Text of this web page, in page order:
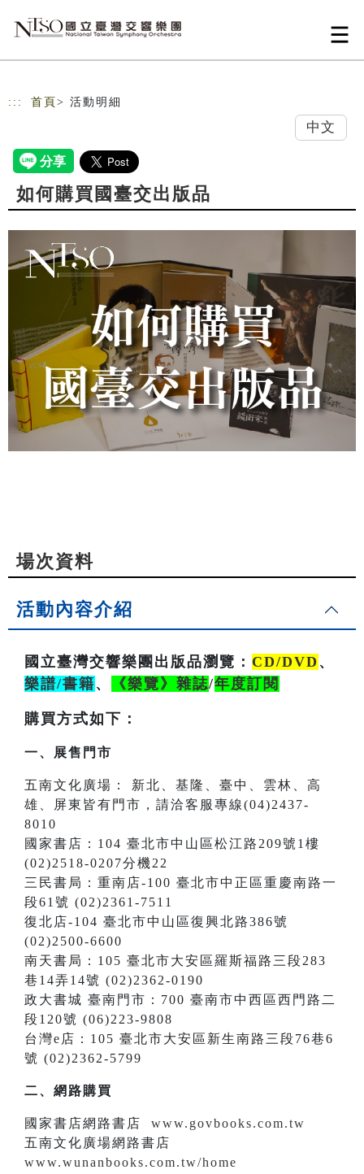
::: 首頁 > 活動明細
中文
如何購買國臺交出版品
場次資料
活動內容介紹
國立臺灣交響樂團出版品瀏覽： CD/DVD 、
樂譜/書籍 、 《樂覽》雜誌/年度訂閱
購買方式如下：
一、展售門市
五南文化廣場： 新北、基隆、臺中、雲林、高
雄、屏東皆有門市，請洽客服專線(04)2437-
8010
國家書店：104 臺北市中山區松江路209號1樓
(02)2518-0207分機22
三民書局：重南店-100 臺北市中正區重慶南路一
段61號 (02)2361-7511
復北店-104 臺北市中山區復興北路386號
(02)2500-6600
南天書局：105 臺北市大安區羅斯福路三段283
巷14弄14號 (02)2362-0190
政大書城 臺南門市：700 臺南市中西區西門路二
段120號 (06)223-9808
台灣e店：105 臺北市大安區新生南路三段76巷6
號 (02)2362-5799
二、網路購買
國家書店網路書店 www.govbooks.com.tw
五南文化廣場網路書店
www.wunanbooks.com.tw/home